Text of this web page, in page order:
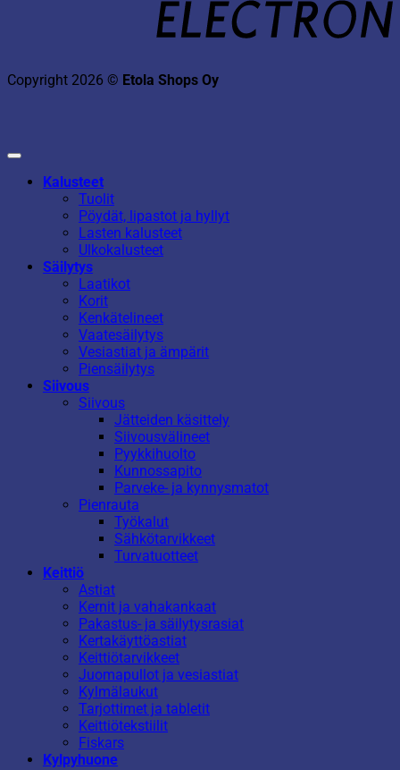
Copyright 2026 © Etola Shops Oy
Kalusteet
Tuolit
Pöydät, lipastot ja hyllyt
Lasten kalusteet
Ulkokalusteet
Säilytys
Laatikot
Korit
Kenkätelineet
Vaatesäilytys
Vesiastiat ja ämpärit
Piensäilytys
Siivous
Siivous
Jätteiden käsittely
Siivousvälineet
Pyykkihuolto
Kunnossapito
Parveke- ja kynnysmatot
Pienrauta
Työkalut
Sähkötarvikkeet
Turvatuotteet
Keittiö
Astiat
Kernit ja vahakankaat
Pakastus- ja säilytysrasiat
Kertakäyttöastiat
Keittiötarvikkeet
Juomapullot ja vesiastiat
Kylmälaukut
Tarjottimet ja tabletit
Keittiötekstiilit
Fiskars
Kylpyhuone